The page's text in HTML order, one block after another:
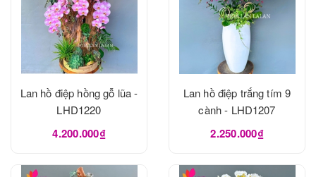
Lan hồ điệp hồng gỗ lũa -
LHD1220
4.200.000₫
Lan hồ điệp trắng tím 9
cành - LHD1207
2.250.000₫